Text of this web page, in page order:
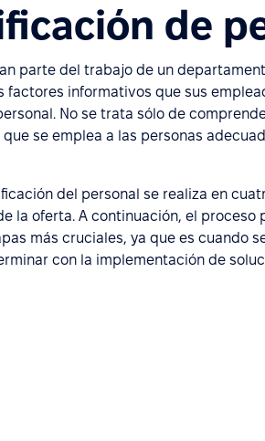
de
parte del trabajo de un
informativos que sus
No se trata sólo de
se emplea a las personas
del personal se realiza en
la oferta. A continuación, el proceso
más cruciales, ya que es cuando
con la implementación de